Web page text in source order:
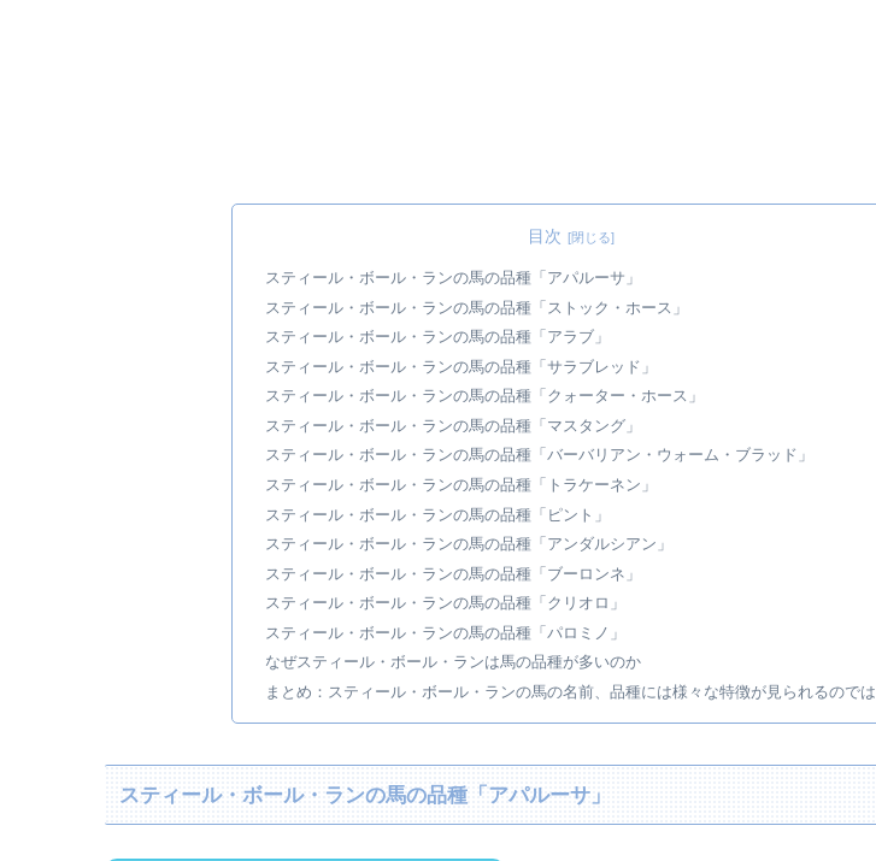
目次
スティール・ボール・ランの馬の品種「アパルーサ」
スティール・ボール・ランの馬の品種「ストック・ホース」
スティール・ボール・ランの馬の品種「アラブ」
スティール・ボール・ランの馬の品種「サラブレッド」
スティール・ボール・ランの馬の品種「クォーター・ホース」
スティール・ボール・ランの馬の品種「マスタング」
スティール・ボール・ランの馬の品種「バーバリアン・ウォーム・ブラッド」
スティール・ボール・ランの馬の品種「トラケーネン」
スティール・ボール・ランの馬の品種「ピント」
スティール・ボール・ランの馬の品種「アンダルシアン」
スティール・ボール・ランの馬の品種「ブーロンネ」
スティール・ボール・ランの馬の品種「クリオロ」
スティール・ボール・ランの馬の品種「パロミノ」
なぜスティール・ボール・ランは馬の品種が多いのか
まとめ：スティール・ボール・ランの馬の名前、品種には様々な特徴が見られるのでは
スティール・ボール・ランの馬の品種「アパルーサ」